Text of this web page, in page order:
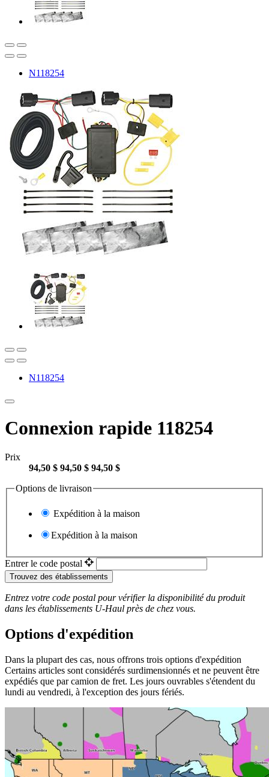
N118254
N118254
Connexion rapide 118254
Prix
94,50 $ 94,50 $ 94,50 $
Options de livraison
Expédition à la maison
Expédition à la maison
Entrer le code postal
Trouvez des établissements
Entrez votre code postal pour vérifier la disponibilité du produit
dans les établissements U-Haul près de chez vous.
Options d'expédition
Dans la plupart des cas, nous offrons trois options d'expédition
Certains articles sont considérés surdimensionnés et ne peuvent être
expédiés que par camion de fret. Les jours ouvrables s'étendent du
lundi au vendredi, à l'exception des jours fériés.